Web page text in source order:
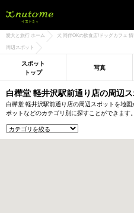
愛犬と旅行 ホーム 犬 同伴OKの飲食店/ドッグカフェ 情
周辺スポット
スポット
トップ
写真
白樺堂 軽井沢駅前通り店の周辺ス
白樺堂 軽井沢駅前通り店の周辺スポットを地
ポットなどのカテゴリ別に探すことができます。